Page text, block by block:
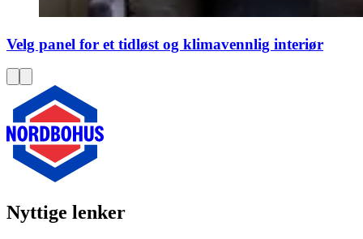
Velg panel for et tidløst og klimavennlig interiør
Nyttige lenker